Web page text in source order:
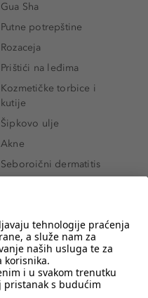
Gua Sha
Putne potrepštine
Rozaceja
Prištići na leđima
Kozmetičke torbice i
kutije
Šipkovo ulje
Akne
Seboroični dermatitis
Novo
Koji mi parfem
odgovara?
Kako našminkati oči da